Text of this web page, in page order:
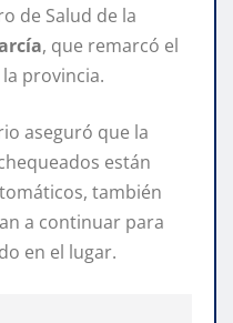
de Salud de la
, que remarcó el
provincia.
aseguró que la
están
también
a continuar para
en el lugar.